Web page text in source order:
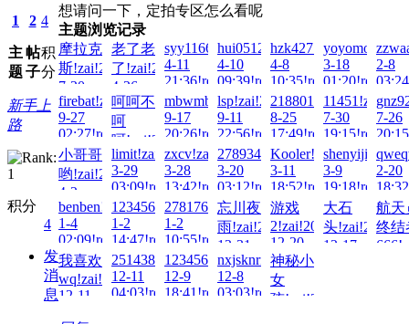
1
主
题
2
帖
子
4
积
分
新手上
路
积分
4
发
消
息
想请问一下，定拍专区怎么看呢
主题浏览记录
摩拉克
斯!zai!2026-
7-20
12:53!read!
老了老
了!zai!2026-
4-26
01:53!read!
syy116688!zai!2026-
4-11
21:36!read!
hui0512!zai!2026-
4-10
09:39!read!
hzk427!zai!2026-
4-8
10:35!read!
3-18
01:20!read!
2-8
firebat!zai!2025-
9-27
02:27!read!
呵呵不
呵
呵!zai!2025-
9-19
16:24!read!
mbwmbwmbw!zai!2025-
9-17
20:26!read!
lsp!zai!2025-
9-11
22:56!read!
2188015032!zai!2025-
8-25
17:49!read!
7-30
19:15!read!
7-26
小哥哥
哟!zai!2025-
4-2
21:41!read!
limit!zai!2025-
3-29
03:09!read!
zxcv!zai!2025-
3-28
13:42!read!
2789344423!zai!2025-
3-20
03:12!read!
Kooler!zai!2025-
3-11
18:52!read!
3-9
19:18!read!
2-20
benben!zai!2025-
1-4
02:09!read!
123456789qwe!zai!2025-
1-2
14:47!read!
278176976!zai!2025-
1-2
10:55!read!
忘川夜
雨!zai!2024-
12-31
23:40!read!
游戏
2!zai!2024-
12-20
04:46!read!
大石
头!zai!2024-
12-17
航天
终结
我喜欢
wq!zai!2024-
12-11
2514385417!zai!2024-
12-11
04:03!read!
123456cao!zai!2024-
12-9
18:41!read!
nxjsknrn!zai!2024-
12-8
03:03!read!
神秘小
女
孩!zai!2024-